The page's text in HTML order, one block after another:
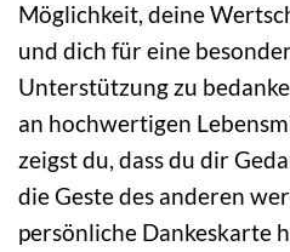
Möglichkeit, deine
und dich für eine
Unterstützung zu
an hochwertigen
zeigst du, dass du dir
die Geste des anderen
persönliche Dankeskarte